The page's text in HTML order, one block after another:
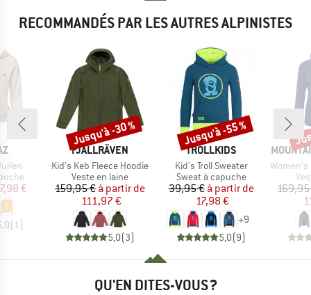
RECOMMANDÉS PAR LES AUTRES ALPINISTES
réduit
€
(1)
MARQUE
FJÄLLRÄVEN
Article
Kid's Keb Fleece Hoodie
Product group
Veste en laine
Prix
159,95 € Prix réduit
à partir de
111,97 €
5,0(3)
Remise
Jusqu'à -30 %
MARQUE
TROLLKIDS
Article
Kid's Troll Sweater
Product group
Sweat à capuche
Prix
39,95 € Prix réduit
à partir de
17,98 €
+9
5,0(9)
Remise
Jusqu'à -55 %
MARQUE
Article
Women's
QU'EN DITES-VOUS ?